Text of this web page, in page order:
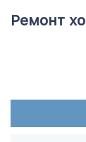
Ремонт